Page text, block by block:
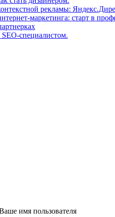
рекламы:
маркетинга: старт в
имя пользователя